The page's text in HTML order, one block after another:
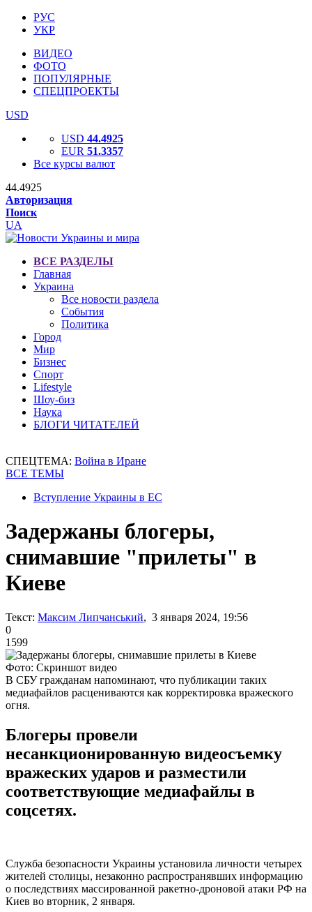
РУС
УКР
ВИДЕО
ФОТО
ПОПУЛЯРНЫЕ
СПЕЦПРОЕКТЫ
USD
USD 44.4925
EUR 51.3357
Все курсы валют
44.4925
Авторизация
Поиск
UA
ВСЕ РАЗДЕЛЫ
Главная
Украина
Все новости раздела
События
Политика
Город
Мир
Бизнес
Спорт
Lifestyle
Шоу-биз
Наука
БЛОГИ ЧИТАТЕЛЕЙ
СПЕЦТЕМА: Война в Иране
ВСЕ ТЕМЫ
Вступление Украины в ЕС
Задержаны блогеры,
снимавшие "прилеты" в
Киеве
Текст: Максим Липчанський, 3 января 2024, 19:56
0
1599
Фото: Скриншот видео
В СБУ гражданам напоминают, что публикации таких
медиафайлов расцениваются как корректировка вражеского
огня.
Блогеры провели
несанкционированную видеосъемку
вражеских ударов и разместили
соответствующие медиафайлы в
соцсетях.
Служба безопасности Украины установила личности четырех
жителей столицы, незаконно распространявших информацию
о последствиях массированной ракетно-дроновой атаки РФ на
Киев во вторник, 2 января.